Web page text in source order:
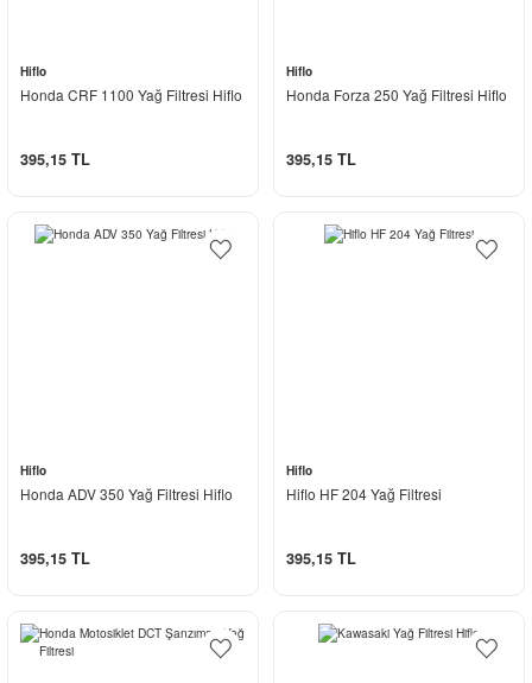
Hiflo
Honda CRF 1100 Yağ Filtresi Hiflo
395,15 TL
Hiflo
Honda Forza 250 Yağ Filtresi Hiflo
395,15 TL
Hiflo
Honda ADV 350 Yağ Filtresi Hiflo
395,15 TL
Hiflo
Hiflo HF 204 Yağ Filtresi
395,15 TL